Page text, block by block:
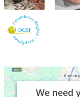
We need